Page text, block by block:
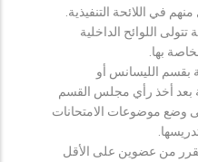
في اللائحة التنفيذية.
تتولى اللوائح الداخلية
بها.
بقسم الليسانس أو
بعد أخذ رأي مجلس القسم
وضع موضوعات الامتحانات
من عضوين على الأقل